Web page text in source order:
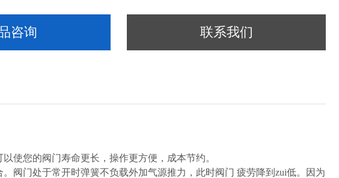
咨询 联系我们
使您的阀门寿命更长，操作更方便，成本节约。
阀门处于常开时弹簧不负载外加气源推力，此时阀门 疲劳降到zui低。因为